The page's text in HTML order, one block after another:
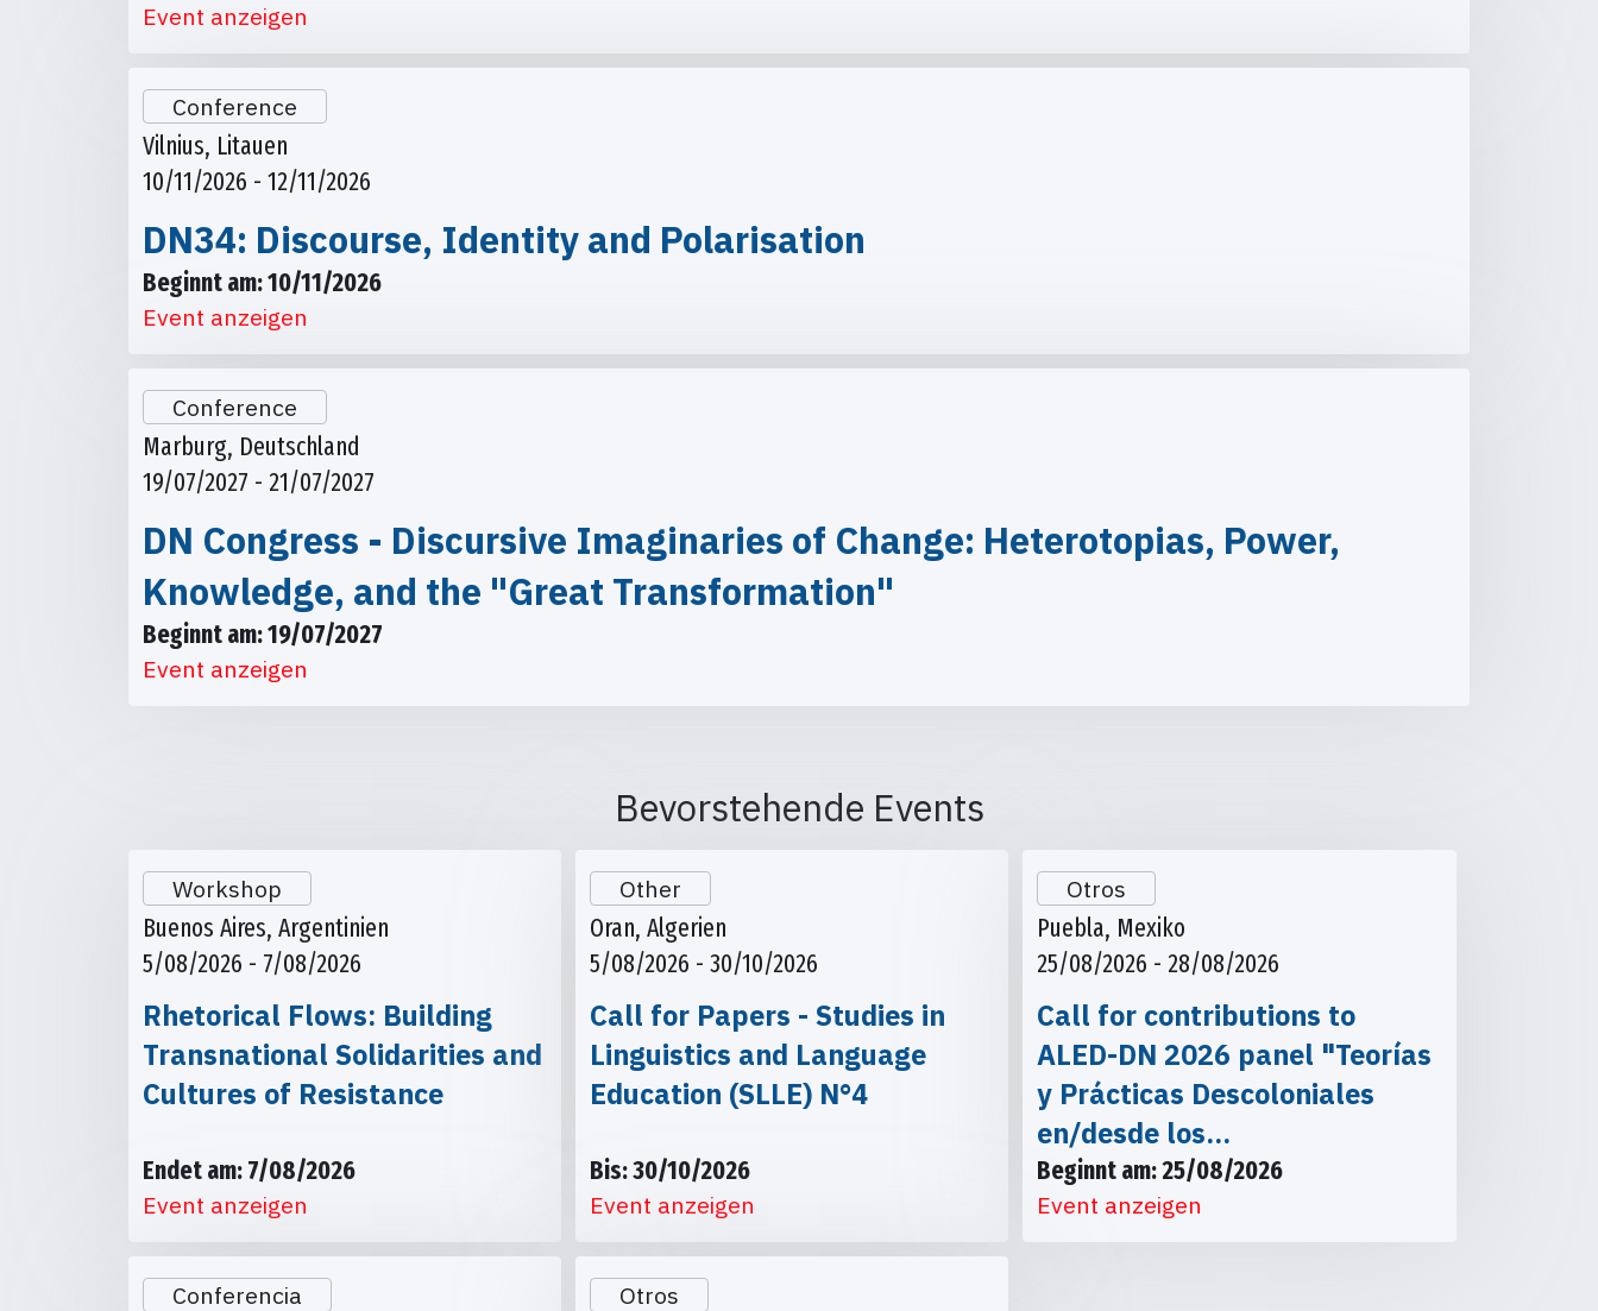
Event anzeigen
Conference
Vilnius, Litauen
10/11/2026 - 12/11/2026
DN34: Discourse, Identity and Polarisation
Beginnt am: 10/11/2026
Event anzeigen
Conference
Marburg, Deutschland
19/07/2027 - 21/07/2027
DN Congress - Discursive Imaginaries of Change: Heterotopias, Power,
Knowledge, and the "Great Transformation"
Beginnt am: 19/07/2027
Event anzeigen
Bevorstehende Events
Workshop
Buenos Aires, Argentinien
5/08/2026 - 7/08/2026
Rhetorical Flows: Building
Transnational Solidarities and
Cultures of Resistance
Endet am: 7/08/2026
Event anzeigen
Other
Oran, Algerien
5/08/2026 - 30/10/2026
Call for Papers - Studies in
Linguistics and Language
Education (SLLE) N°4
Bis: 30/10/2026
Event anzeigen
Otros
Puebla, Mexiko
25/08/2026 - 28/08/2026
Call for contributions to
ALED-DN 2026 panel "Teorías
y Prácticas Descoloniales
en/desde los…
Beginnt am: 25/08/2026
Event anzeigen
Conferencia Otros